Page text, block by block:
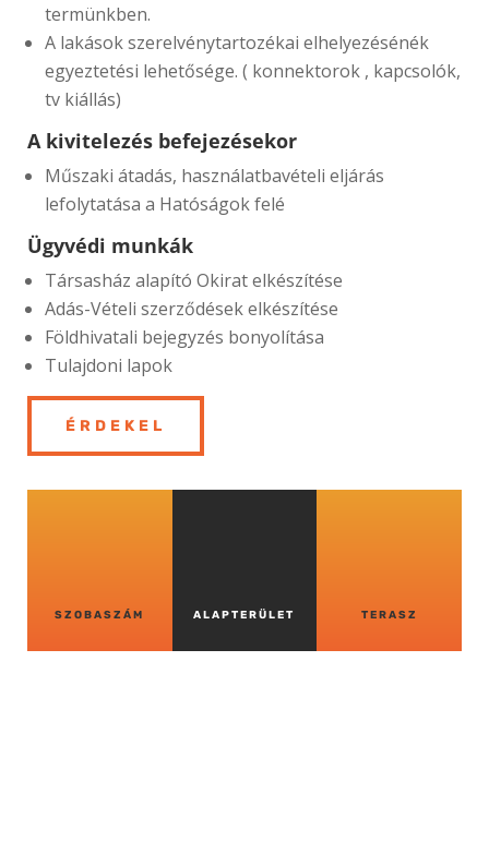
termünkben.
A lakások szerelvénytartozékai elhelyezésénék
egyeztetési lehetősége. ( konnektorok , kapcsolók,
tv kiállás)
A kivitelezés befejezésekor
Műszaki átadás, használatbavételi eljárás
lefolytatása a Hatóságok felé
Ügyvédi munkák
Társasház alapító Okirat elkészítése
Adás-Vételi szerződések elkészítése
Földhivatali bejegyzés bonyolítása
Tulajdoni lapok
ÉRDEKEL
SZOBASZÁM ALAPTERÜLET TERASZ